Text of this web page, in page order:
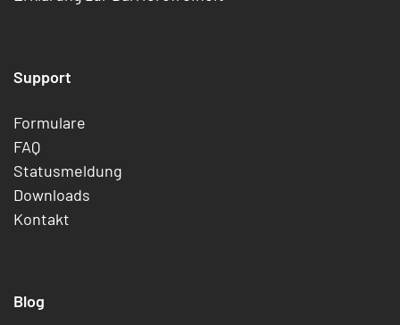
Support
Formulare
FAQ
Statusmeldung
Downloads
Kontakt
Blog